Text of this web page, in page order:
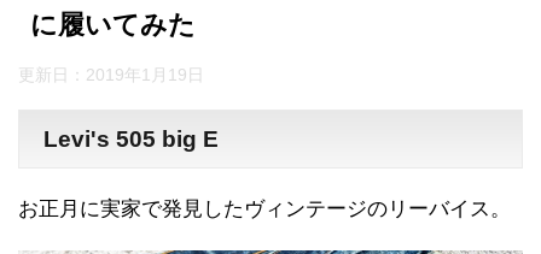
に履いてみた
更新日： 2019年1月19日
Levi's 505 big E
お正月に実家で発見したヴィンテージのリーバイス。